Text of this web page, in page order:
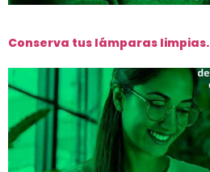
Conserva tus lámparas limpias.